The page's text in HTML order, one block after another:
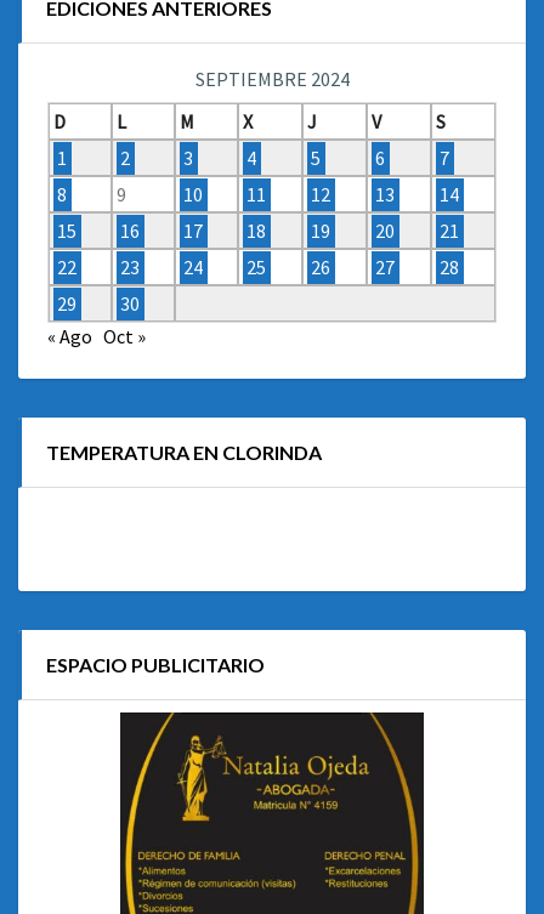
EDICIONES ANTERIORES
SEPTIEMBRE 2024
D
L M X J V
S
1
2 3 4 5 6
7
8
9 10 11 12 13
14
15
16 17 18 19 20
21
22
23 24 25 26 27
28
29
30
« Ago Oct »
TEMPERATURA EN CLORINDA
ESPACIO PUBLICITARIO